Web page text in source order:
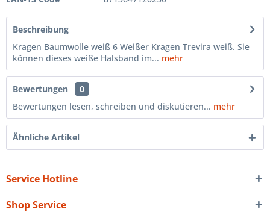
Beschreibung
Kragen Baumwolle weiß 6 Weißer Kragen Trevira weiß. Sie
können dieses weiße Halsband im... mehr
Bewertungen
0
Bewertungen lesen, schreiben und diskutieren... mehr
Ähnliche Artikel
Service Hotline
Shop Service